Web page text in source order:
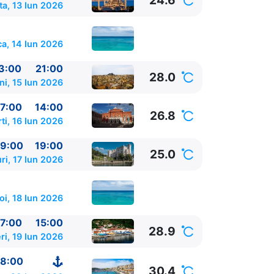
13 Iun 2026
14 Iun 2026
21:00
15 Iun 2026 28.0
14:00
16 Iun 2026 26.8
19:00
17 Iun 2026 25.0
18 Iun 2026
15:00
19 Iun 2026 28.9
30.4